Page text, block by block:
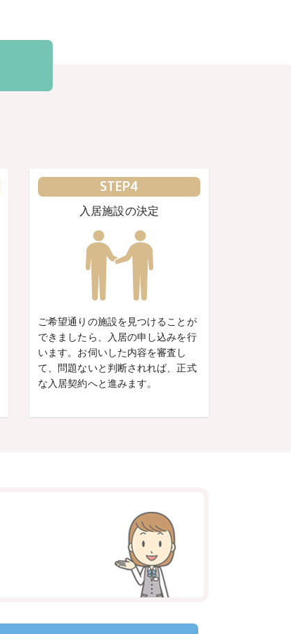
STEP4
入居施設の決定
ご希望通りの施設を見つけることが
できましたら、入居の申し込みを行
います。お伺いした内容を審査し
て、問題ないと判断されれば、正式
な入居契約へと進みます。